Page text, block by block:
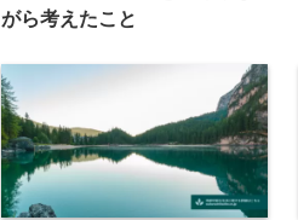
がら考えたこと